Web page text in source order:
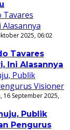
2025, 06:02
Tavares
Ini Alasannya
16 September 2025,
Publik
Pengurus